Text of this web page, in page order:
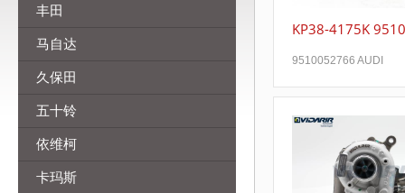
丰田
马自达
久保田
五十铃
依维柯
卡玛斯
KP38-4175K
9510052766 AUDI